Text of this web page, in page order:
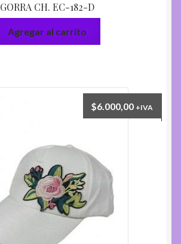
GORRA CH. EC-182-D
Agregar al carrito
$6.000,00 +IVA